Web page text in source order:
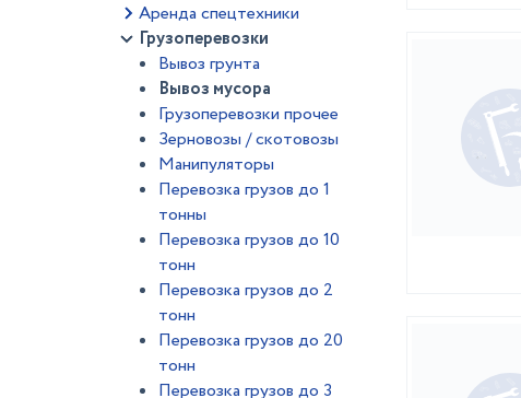
Аренда спецтехники
Грузоперевозки
Вывоз грунта
Вывоз мусора
Грузоперевозки прочее
Зерновозы / скотовозы
Манипуляторы
Перевозка грузов до 1
тонны
Перевозка грузов до 10
тонн
Перевозка грузов до 2
тонн
Перевозка грузов до 20
тонн
Перевозка грузов до 3